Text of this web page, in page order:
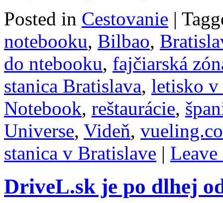
Posted in Cestovanie |
notebooku, Bilbao,
do ntebooku, fajčiarská
stanica Bratislava, letisko v
Notebook, reštaurácie,
Universe, Videň,
stanica v Bratislave | Leave
DriveL.sk je po dlhej